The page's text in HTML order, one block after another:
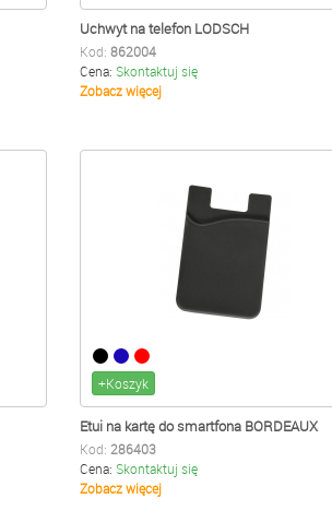
Uchwyt na telefon LODSCH
Kod:862004
Cena:Skontaktuj się
Zobacz więcej
+Koszyk
Etui na kartę do smartfona BORDEAUX
Kod: 286403
Cena:Skontaktuj się
Zobacz więcej